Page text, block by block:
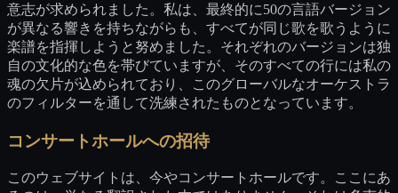
意志が求められました。私は、最終的に50の言語バージョン
が異なる響きを持ちながらも、すべてが同じ歌を歌うように
楽譜を指揮しようと努めました。それぞれのバージョンは独
自の文化的な色を帯びていますが、そのすべての行には私の
魂の欠片が込められており、このグローバルなオーケストラ
のフィルターを通して洗練されたものとなっています。
コンサートホールへの招待
このウェブサイトは、今やコンサートホールです。ここにあ